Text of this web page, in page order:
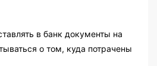
в банк документы на
о том, куда потрачены